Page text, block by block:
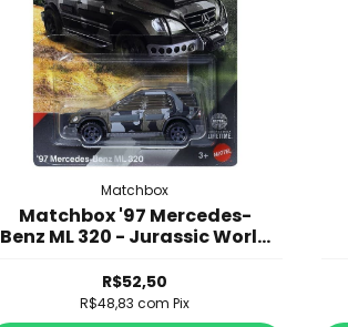
Matchbox
Matchbox '97 Mercedes-
Benz ML 320 - Jurassic World
R$52,50
R$48,83com Pix